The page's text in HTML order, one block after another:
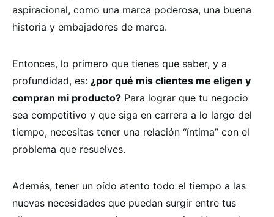
aspiracional, como una marca poderosa, una buena
historia y embajadores de marca.
Entonces, lo primero que tienes que saber, y a
profundidad, es: ¿por qué mis clientes me eligen y
compran mi producto? Para lograr que tu negocio
sea competitivo y que siga en carrera a lo largo del
tiempo, necesitas tener una relación “íntima” con el
problema que resuelves.
Además, tener un oído atento todo el tiempo a las
nuevas necesidades que puedan surgir entre tus